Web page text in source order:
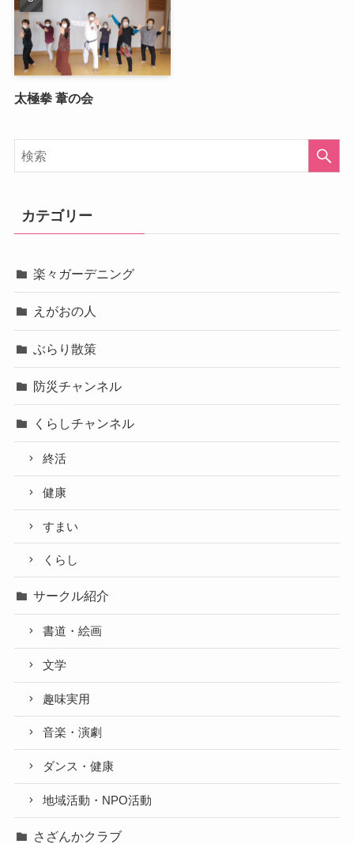
太極拳 葦の会
カテゴリー
楽々ガーデニング
えがおの人
ぶらり散策
防災チャンネル
くらしチャンネル
終活
健康
すまい
くらし
サークル紹介
書道・絵画
文学
趣味実用
音楽・演劇
ダンス・健康
地域活動・NPO活動
さざんかクラブ